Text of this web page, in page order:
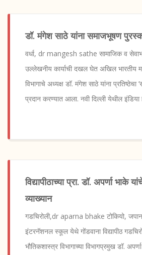
डॉ. मंगेश साठे यांना समाजभूषण
वर्धा, dr mangesh sathe सामाजिक व
उल्लेखनीय कार्याची दखल घेत अखिल भारतीय
विभागाचे अध्यक्ष डॉ. मंगेश साठे यांना प्रतिष्ठेचा
प्रदान करण्यात आला. नवी दिल्ली येथील इंडिया
विद्यापीठाच्या प्रा. डॉ. अपर्णा भाके
व्याख्यान
गडचिरोली,dr aparna bhake टोकियो,
इंटरनॅशनल स्कूल येथे गोंडवाना विद्यापीठ
भौतिकशास्त्र विभागाच्या विभागप्रमुख डॉ.